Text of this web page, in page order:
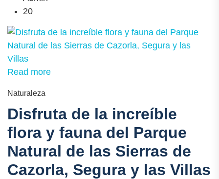
20
Read more
Naturaleza
Disfruta de la increíble
flora y fauna del Parque
Natural de las Sierras de
Cazorla, Segura y las Villas